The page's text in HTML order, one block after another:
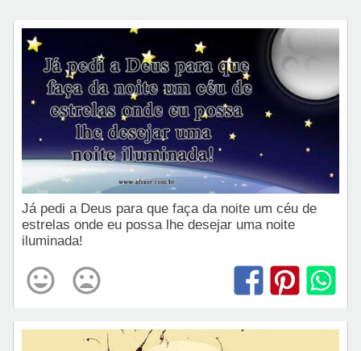
Já pedi a Deus para que faça da noite um céu de
estrelas onde eu possa lhe desejar uma noite
iluminada!